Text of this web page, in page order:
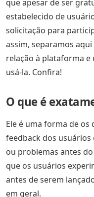
que apesar de ser
estabelecido de
solicitação para
assim, separamos
relação à plataforma
usá-la. Confira!
O que é
Ele é uma forma de
feedback dos
ou problemas antes
que os usuários
antes de serem
em geral.